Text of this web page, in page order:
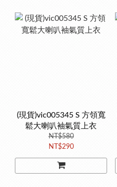
(現貨)vic005345 S 方領寬
鬆大喇叭袖氣質上衣
NT$580
NT$290